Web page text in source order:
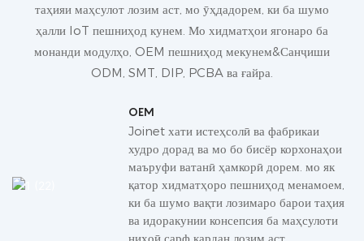
таҳияи маҳсулот лозим аст, мо ӯҳдадорем, ки ба шумо
ҳалли IoT пешниҳод кунем. Мо хидматҳои ягонаро ба
монанди модулҳо, OEM пешниҳод мекунем&Санҷиши
ODM, SMT, DIP, PCBA ва ғайра.
OEM
Joinet хати истеҳсолӣ ва фабрикаи
худро дорад ва мо бо бисёр корхонаҳои
маъруфи ватанӣ ҳамкорӣ дорем. мо як
қатор хидматҳоро пешниҳод менамоем,
ки ба шумо вақти лозимаро барои таҳия
ва идоракунии консепсия ба маҳсулоти
ниҳоӣ сарф кардан лозим аст